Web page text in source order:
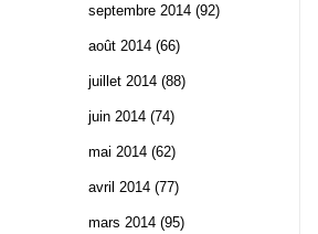
septembre 2014 (92)
août 2014 (66)
juillet 2014 (88)
juin 2014 (74)
mai 2014 (62)
avril 2014 (77)
mars 2014 (95)